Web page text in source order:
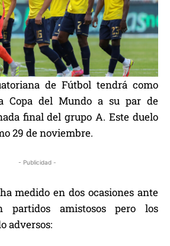
de Fútbol tendrá como
Copa del Mundo a su par de
final del grupo A. Este duelo
29 de noviembre.
- Publicidad -
medido en dos ocasiones ante
partidos amistosos pero los
adversos: